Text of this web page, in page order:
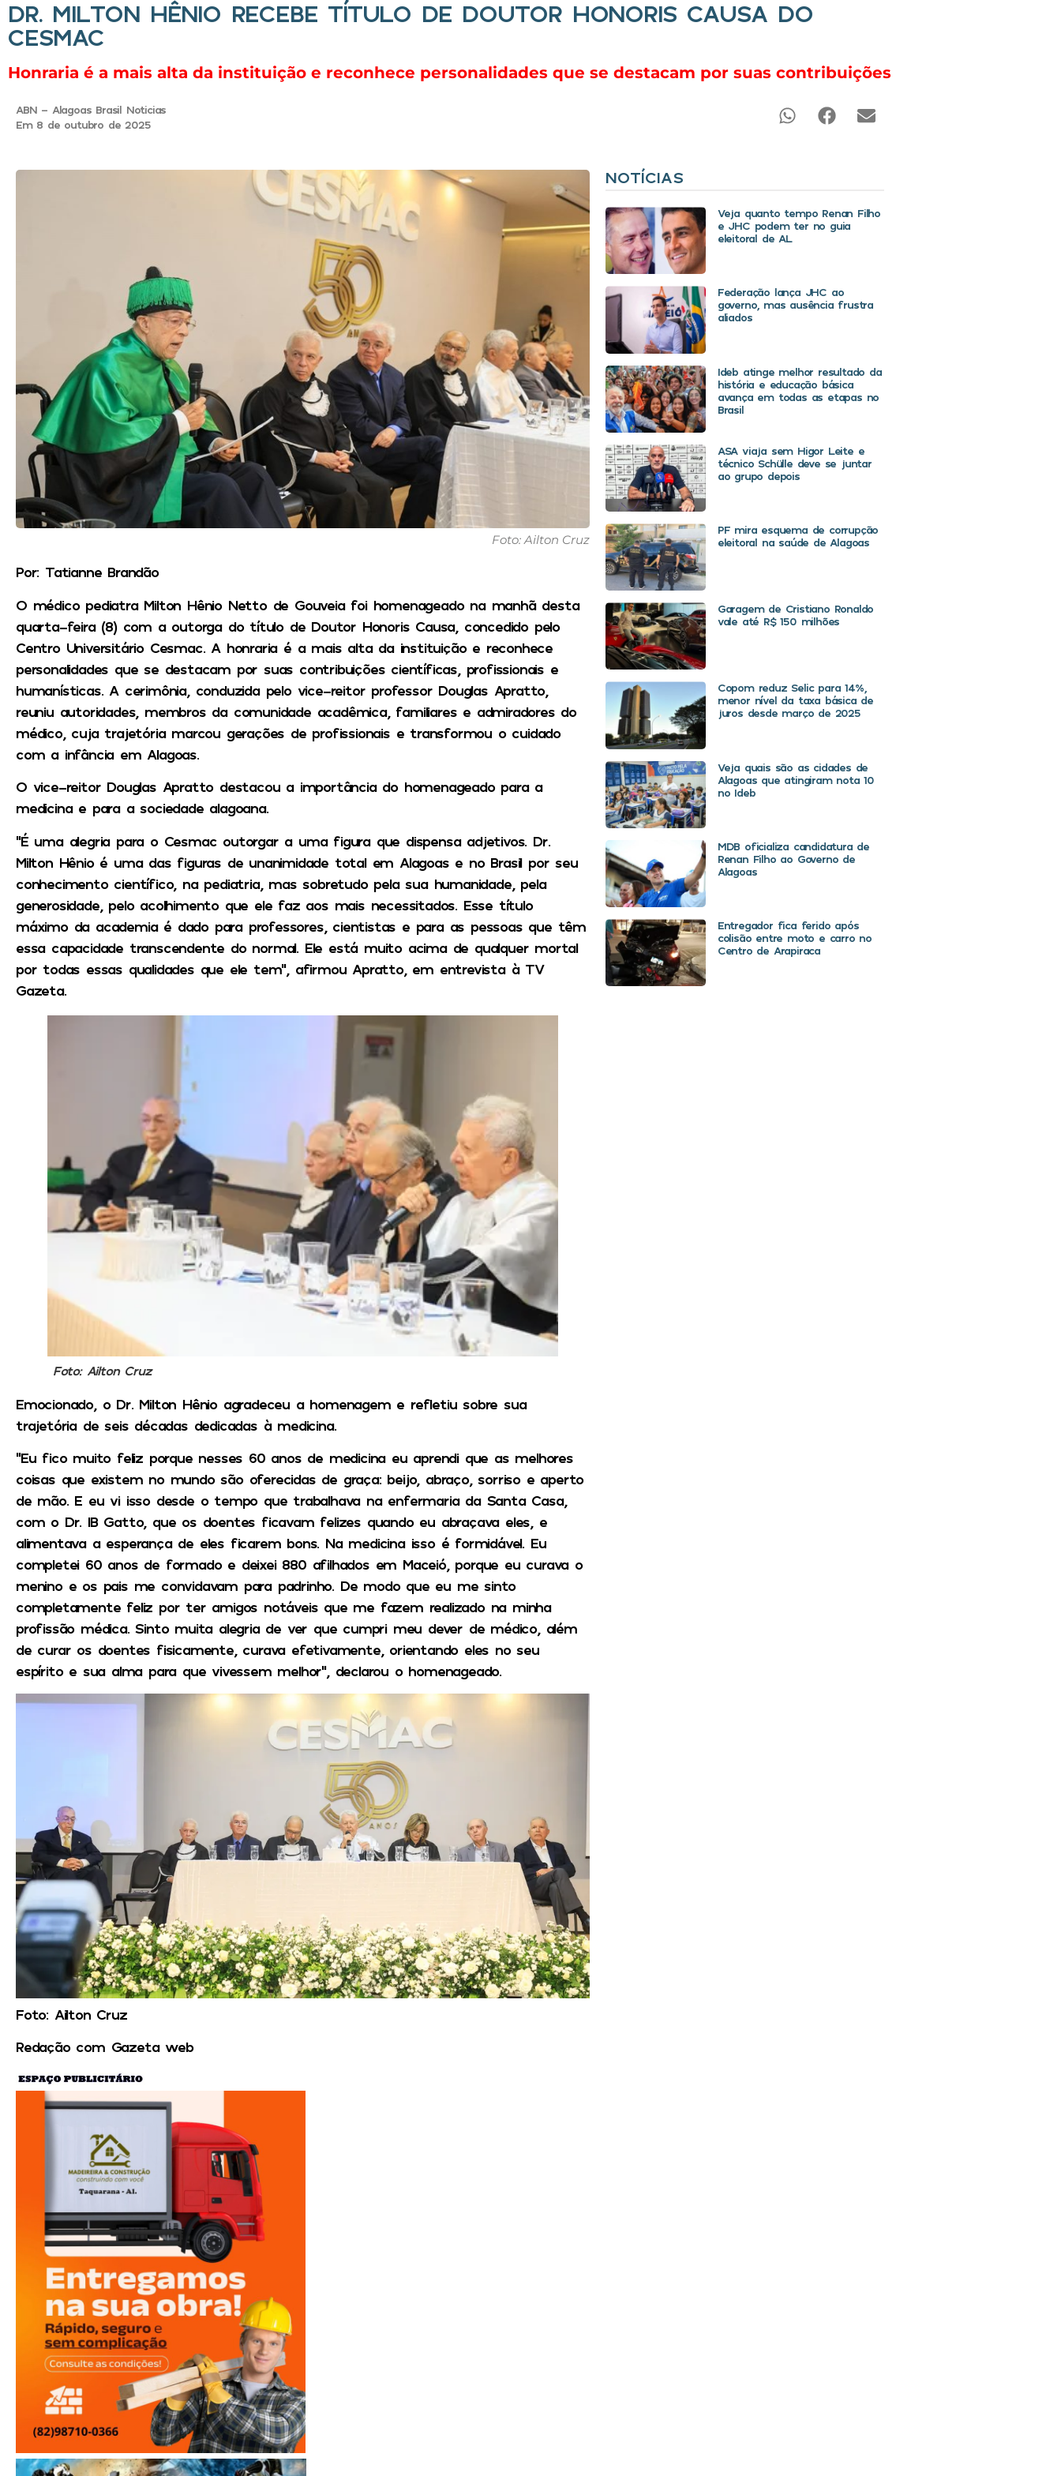
DR. MILTON HÊNIO RECEBE TÍTULO DE DOUTOR HONORIS CAUSA DO
CESMAC
Honraria é a mais alta da instituição e reconhece personalidades que se destacam por suas contribuições
ABN - Alagoas Brasil Noticias
Em 8 de outubro de 2025
Foto: Ailton Cruz
Por: Tatianne Brandão
O médico pediatra Milton Hênio Netto de Gouveia foi homenageado na manhã desta
quarta-feira (8) com a outorga do título de Doutor Honoris Causa, concedido pelo
Centro Universitário Cesmac. A honraria é a mais alta da instituição e reconhece
personalidades que se destacam por suas contribuições científicas, profissionais e
humanísticas. A cerimônia, conduzida pelo vice-reitor professor Douglas Apratto,
reuniu autoridades, membros da comunidade acadêmica, familiares e admiradores do
médico, cuja trajetória marcou gerações de profissionais e transformou o cuidado
com a infância em Alagoas.
O vice-reitor Douglas Apratto destacou a importância do homenageado para a
medicina e para a sociedade alagoana.
“É uma alegria para o Cesmac outorgar a uma figura que dispensa adjetivos. Dr.
Milton Hênio é uma das figuras de unanimidade total em Alagoas e no Brasil por seu
conhecimento científico, na pediatria, mas sobretudo pela sua humanidade, pela
generosidade, pelo acolhimento que ele faz aos mais necessitados. Esse título
máximo da academia é dado para professores, cientistas e para as pessoas que têm
essa capacidade transcendente do normal. Ele está muito acima de qualquer mortal
por todas essas qualidades que ele tem”, afirmou Apratto, em entrevista à TV
Gazeta.
Foto: Ailton Cruz
Emocionado, o Dr. Milton Hênio agradeceu a homenagem e refletiu sobre sua
trajetória de seis décadas dedicadas à medicina.
“Eu fico muito feliz porque nesses 60 anos de medicina eu aprendi que as melhores
coisas que existem no mundo são oferecidas de graça: beijo, abraço, sorriso e aperto
de mão. E eu vi isso desde o tempo que trabalhava na enfermaria da Santa Casa,
com o Dr. IB Gatto, que os doentes ficavam felizes quando eu abraçava eles, e
alimentava a esperança de eles ficarem bons. Na medicina isso é formidável. Eu
completei 60 anos de formado e deixei 880 afilhados em Maceió, porque eu curava o
menino e os pais me convidavam para padrinho. De modo que eu me sinto
completamente feliz por ter amigos notáveis que me fazem realizado na minha
profissão médica. Sinto muita alegria de ver que cumpri meu dever de médico, além
de curar os doentes fisicamente, curava efetivamente, orientando eles no seu
espírito e sua alma para que vivessem melhor”, declarou o homenageado.
Foto: Ailton Cruz
Redação com Gazeta web
NOTÍCIAS
Veja quanto tempo Renan Filho
e JHC podem ter no guia
eleitoral de AL
Federação lança JHC ao
governo, mas ausência frustra
aliados
Ideb atinge melhor resultado da
história e educação básica
avança em todas as etapas no
Brasil
ASA viaja sem Higor Leite e
técnico Schülle deve se juntar
ao grupo depois
PF mira esquema de corrupção
eleitoral na saúde de Alagoas
Garagem de Cristiano Ronaldo
vale até R$ 150 milhões
Copom reduz Selic para 14%,
menor nível da taxa básica de
juros desde março de 2025
Veja quais são as cidades de
Alagoas que atingiram nota 10
no Ideb
MDB oficializa candidatura de
Renan Filho ao Governo de
Alagoas
Entregador fica ferido após
colisão entre moto e carro no
Centro de Arapiraca